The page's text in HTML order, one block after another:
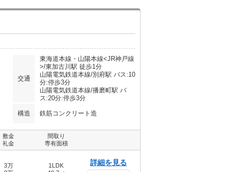
交通
東海道本線・山陽本線<JR神戸線
>/東加古川駅 徒歩1分
山陽電気鉄道本線/別府駅 バス:10
分:停歩3分
山陽電気鉄道本線/播磨町駅 バ
ス:20分:停歩3分
構造 鉄筋コンクリート造
敷金
礼金
間取り
専有面積
3万
1LDK
詳細を見る